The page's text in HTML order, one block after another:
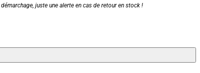
juste une alerte en cas de retour en stock !